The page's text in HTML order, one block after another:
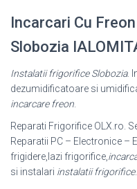
Incarcari Cu
Slobozia
Instalatii frigorifice Slobozia.
dezumidificatoare si
incarcare freon
Reparati Frigorifice OLX.ro.
Reparatii PC – Electronice –
frigidere,lazi frigorifice,
si instalari instalatii frigorifice.